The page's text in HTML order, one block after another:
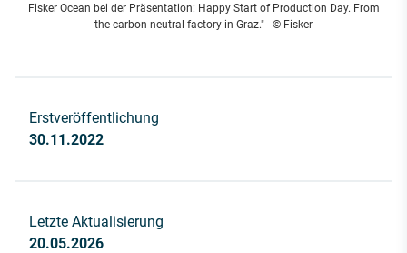
Fisker Ocean bei der Präsentation: Happy Start of Production Day. From
the carbon neutral factory in Graz." - © Fisker
Erstveröffentlichung
30.11.2022
Letzte Aktualisierung
20.05.2026